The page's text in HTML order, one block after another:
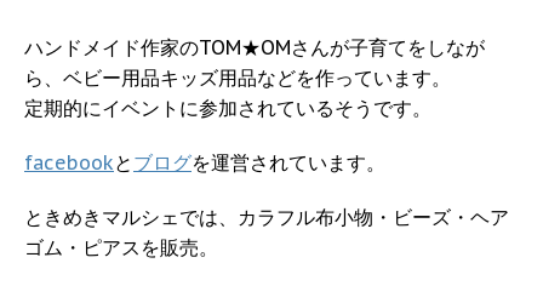
ハンドメイド作家のTOM★OMさんが子育てをしなが
ら、ベビー用品キッズ用品などを作っています。
定期的にイベントに参加されているそうです。
facebookと ブログを運営されています。
ときめきマルシェでは、カラフル布小物・ビーズ・ヘア
ゴム・ピアスを販売。